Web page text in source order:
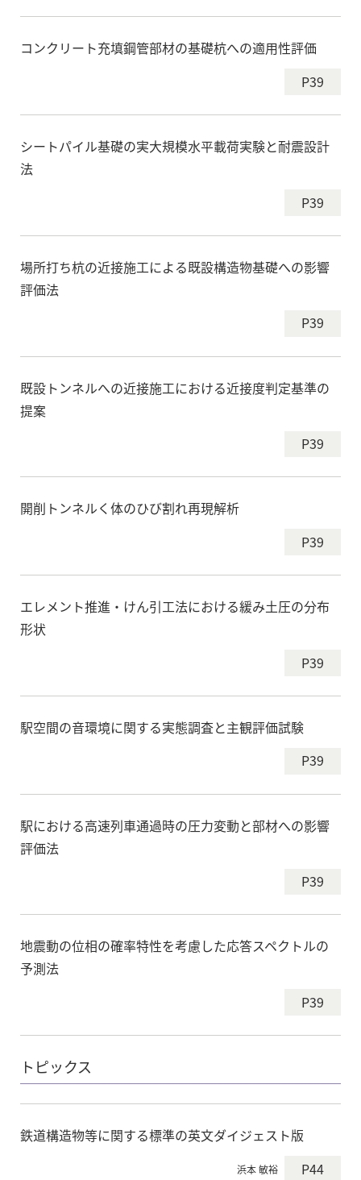
コンクリート充填鋼管部材の基礎杭への適用性評価
P39
シートパイル基礎の実大規模水平載荷実験と耐震設計
法
P39
場所打ち杭の近接施工による既設構造物基礎への影響
評価法
P39
既設トンネルへの近接施工における近接度判定基準の
提案
P39
開削トンネルく体のひび割れ再現解析
P39
エレメント推進・けん引工法における緩み土圧の分布
形状
P39
駅空間の音環境に関する実態調査と主観評価試験
P39
駅における高速列車通過時の圧力変動と部材への影響
評価法
P39
地震動の位相の確率特性を考慮した応答スペクトルの
予測法
P39
トピックス
鉄道構造物等に関する標準の英文ダイジェスト版
浜本 敏裕 P44